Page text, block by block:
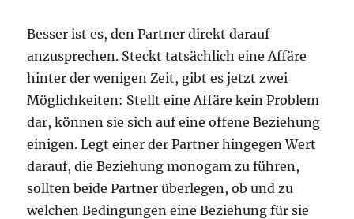
Besser ist es, den Partner direkt darauf
anzusprechen. Steckt tatsächlich eine Affäre
hinter der wenigen Zeit, gibt es jetzt zwei
Möglichkeiten: Stellt eine Affäre kein Problem
dar, können sie sich auf eine offene Beziehung
einigen. Legt einer der Partner hingegen Wert
darauf, die Beziehung monogam zu führen,
sollten beide Partner überlegen, ob und zu
welchen Bedingungen eine Beziehung für sie